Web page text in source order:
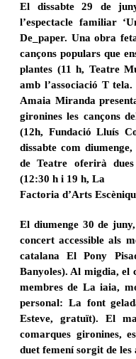
El dissabte 29 de
l’espectacle familiar
De_paper. Una obra
cançons populars que
plantes (11 h, Teatre
amb l’associació T
Amaia Miranda
gironines les cançons
(12h, Fundació Lluís
dissabte com
de Teatre oferirà
(12:30 h i 19 h, La
Factoria d’Arts
El diumenge 30 de
concert accessible als
catalana El Pony
Banyoles). Al migdia, el
membres de La iaia,
personal: La font
Esteve, gratuït). El
comarques gironines,
duet femení sorgit de